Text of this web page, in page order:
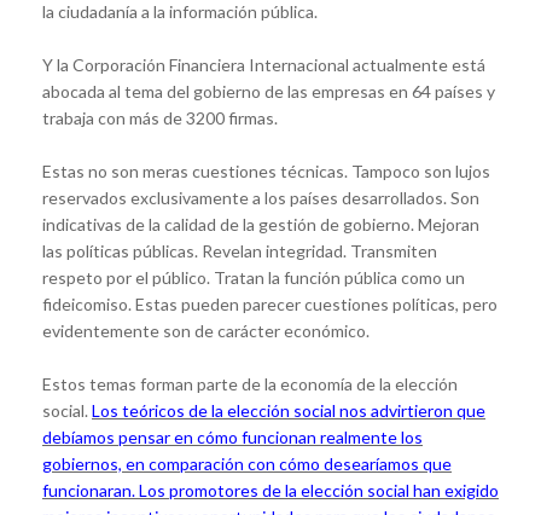
la ciudadanía a la información pública.
Y la Corporación Financiera Internacional actualmente está
abocada al tema del gobierno de las empresas en 64 países y
trabaja con más de 3200 firmas.
Estas no son meras cuestiones técnicas. Tampoco son lujos
reservados exclusivamente a los países desarrollados. Son
indicativas de la calidad de la gestión de gobierno. Mejoran
las políticas públicas. Revelan integridad. Transmiten
respeto por el público. Tratan la función pública como un
fideicomiso. Estas pueden parecer cuestiones políticas, pero
evidentemente son de carácter económico.
Estos temas forman parte de la economía de la elección
social. Los teóricos de la elección social nos advirtieron que
debíamos pensar en cómo funcionan realmente los
gobiernos, en comparación con cómo desearíamos que
funcionaran. Los promotores de la elección social han exigido